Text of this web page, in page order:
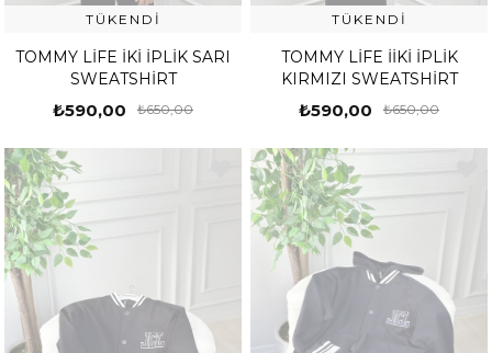
TÜKENDI
TOMMY LİFE İKİ İPLİK SARI
SWEATSHİRT
₺590,00 ₺650,00
TÜKENDI
TOMMY LİFE İİKİ İPLİK
KIRMIZI SWEATSHİRT
₺590,00 ₺650,00